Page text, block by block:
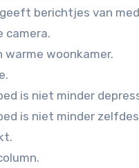
berichtjes van
camera.
warme woonkamer.
is niet minder
is niet minder